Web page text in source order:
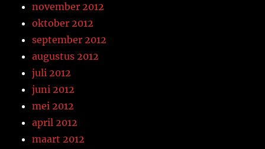
november 2012
oktober 2012
september 2012
augustus 2012
juli 2012
juni 2012
mei 2012
april 2012
maart 2012